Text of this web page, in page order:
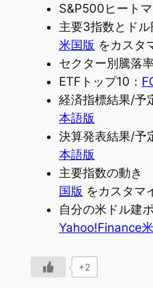
S&P500ヒート
主要3指数とド
米国版 をカスタ
セクター別騰落
ETFトップ10：
経済指標結果/予
本語版
決算発表結果/予
本語版
主要指数の動
国版 をカスタマ
自分の米ドル建
Yahoo!Finance
+2